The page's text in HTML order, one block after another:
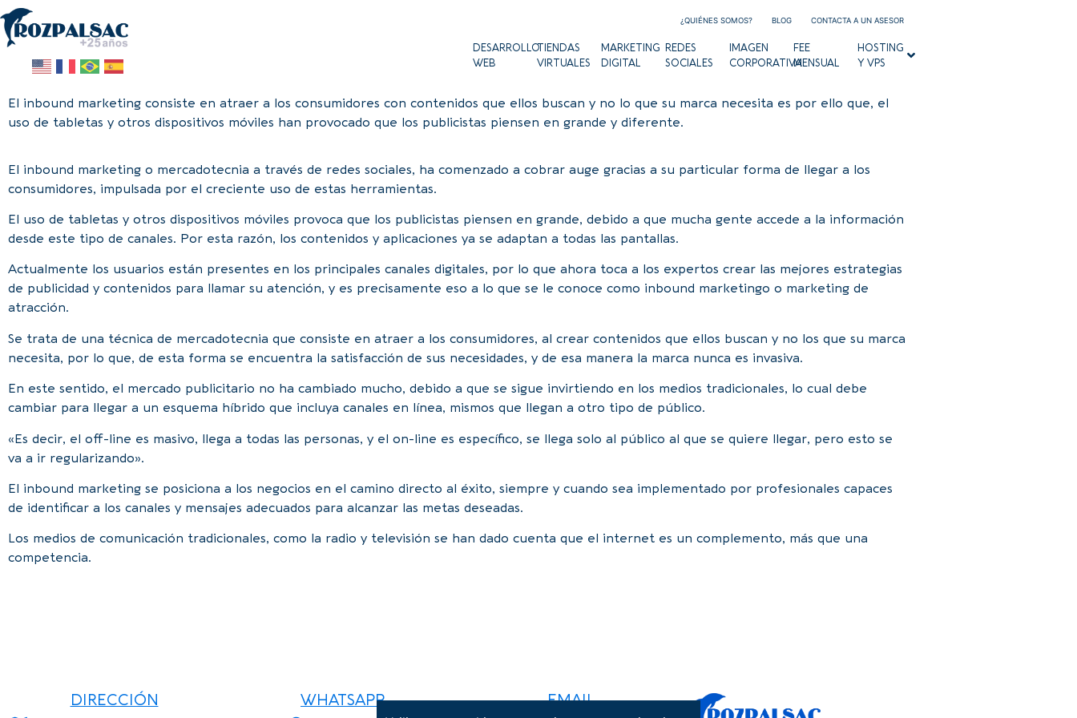
¿QUIÉNES SOMOS? BLOG CONTACTA A UN ASESOR
DESARROLLO
WEB
TIENDAS
VIRTUALES
MARKETING
DIGITAL
REDES
SOCIALES
IMAGEN
CORPORATIVA
FEE
MENSUAL
HOSTING
Y VPS
El inbound marketing consiste en atraer a los consumidores con contenidos que ellos buscan y no lo que su marca necesita es por ello que, el
uso de tabletas y otros dispositivos móviles han provocado que los publicistas piensen en grande y diferente.
El inbound marketing o mercadotecnia a través de redes sociales, ha comenzado a cobrar auge gracias a su particular forma de llegar a los
consumidores, impulsada por el creciente uso de estas herramientas.
El uso de tabletas y otros dispositivos móviles provoca que los publicistas piensen en grande, debido a que mucha gente accede a la información
desde este tipo de canales. Por esta razón, los contenidos y aplicaciones ya se adaptan a todas las pantallas.
Actualmente los usuarios están presentes en los principales canales digitales, por lo que ahora toca a los expertos crear las mejores estrategias
de publicidad y contenidos para llamar su atención, y es precisamente eso a lo que se le conoce como inbound marketingo o marketing de
atracción.
Se trata de una técnica de mercadotecnia que consiste en atraer a los consumidores, al crear contenidos que ellos buscan y no los que su marca
necesita, por lo que, de esta forma se encuentra la satisfacción de sus necesidades, y de esa manera la marca nunca es invasiva.
En este sentido, el mercado publicitario no ha cambiado mucho, debido a que se sigue invirtiendo en los medios tradicionales, lo cual debe
cambiar para llegar a un esquema híbrido que incluya canales en línea, mismos que llegan a otro tipo de público.
«Es decir, el off-line es masivo, llega a todas las personas, y el on-line es específico, se llega solo al público al que se quiere llegar, pero esto se
va a ir regularizando».
El inbound marketing se posiciona a los negocios en el camino directo al éxito, siempre y cuando sea implementado por profesionales capaces
de identificar a los canales y mensajes adecuados para alcanzar las metas deseadas.
Los medios de comunicación tradicionales, como la radio y televisión se han dado cuenta que el internet es un complemento, más que una
competencia.
DIRECCIÓN WHATSAPP EMAIL